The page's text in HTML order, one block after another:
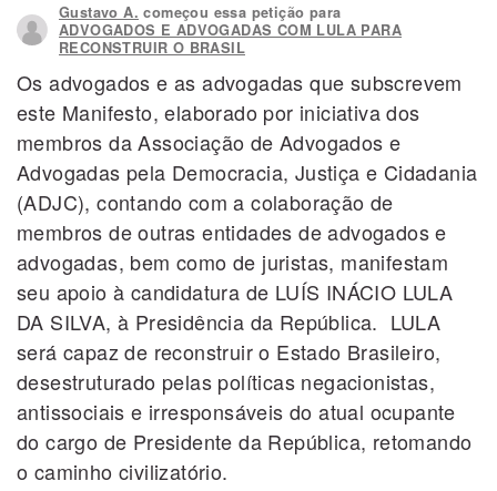
Gustavo A. começou essa petição para
ADVOGADOS E ADVOGADAS COM LULA PARA
RECONSTRUIR O BRASIL
Os advogados e as advogadas que subscrevem
este Manifesto, elaborado por iniciativa dos
membros da Associação de Advogados e
Advogadas pela Democracia, Justiça e Cidadania
(ADJC), contando com a colaboração de
membros de outras entidades de advogados e
advogadas, bem como de juristas, manifestam
seu apoio à candidatura de LUÍS INÁCIO LULA
DA SILVA, à Presidência da República. LULA
será capaz de reconstruir o Estado Brasileiro,
desestruturado pelas políticas negacionistas,
antissociais e irresponsáveis do atual ocupante
do cargo de Presidente da República, retomando
o caminho civilizatório.